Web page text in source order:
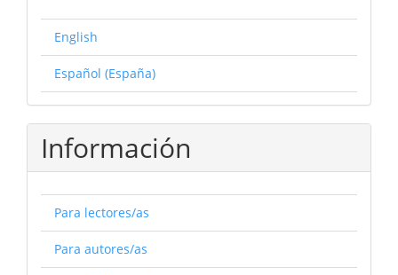
English
Español (España)
Información
Para lectores/as
Para autores/as